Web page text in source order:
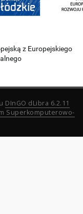
z Europejskiego
DInGO dLibra 6.2.11
Superkomputerowo-